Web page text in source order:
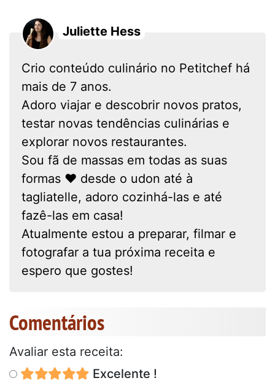
Juliette Hess
Crio conteúdo culinário no Petitchef há
mais de 7 anos.
Adoro viajar e descobrir novos pratos,
testar novas tendências culinárias e
explorar novos restaurantes.
Sou fã de massas em todas as suas
formas ❤ desde o udon até à
tagliatelle, adoro cozinhá-las e até
fazê-las em casa!
Atualmente estou a preparar, filmar e
fotografar a tua próxima receita e
espero que gostes!
Comentários
Avaliar esta receita:
Excelente !